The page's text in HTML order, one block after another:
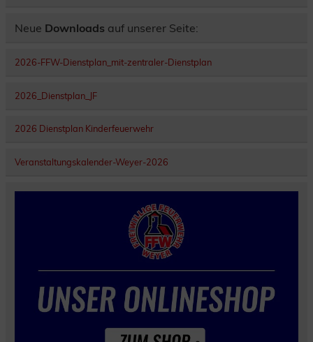
Neue Downloads auf unserer Seite:
2026-FFW-Dienstplan_mit-zentraler-Dienstplan
2026_Dienstplan_JF
2026 Dienstplan Kinderfeuerwehr
Veranstaltungskalender-Weyer-2026